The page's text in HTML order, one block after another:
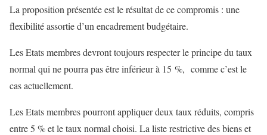
La proposition présentée est le résultat de ce compromis : une
flexibilité assortie d’un encadrement budgétaire.
Les Etats membres devront toujours respecter le principe du taux
normal qui ne pourra pas être inférieur à 15 %, comme c’est le
cas actuellement.
Les Etats membres pourront appliquer deux taux réduits, compris
entre 5 % et le taux normal choisi. La liste restrictive des biens et